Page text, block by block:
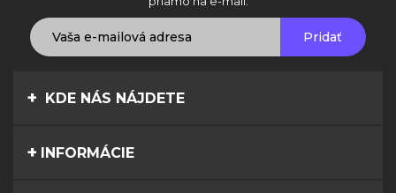
Pridať
KDE NÁS NÁJDETE
INFORMÁCIE